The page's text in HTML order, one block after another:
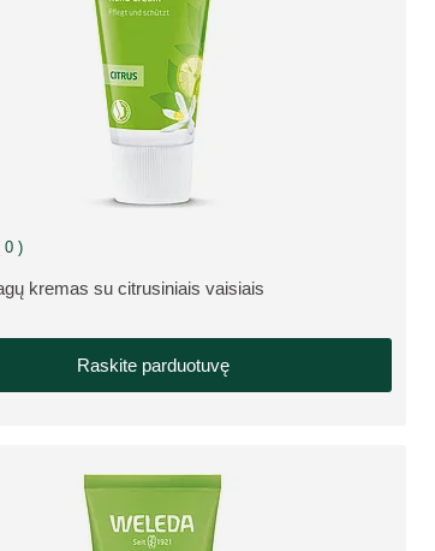
kremas su citrusiniais vaisiais
0 iš 5 žvaigždučių įvertino 0 klientų
0 )
Raskite parduotuvę